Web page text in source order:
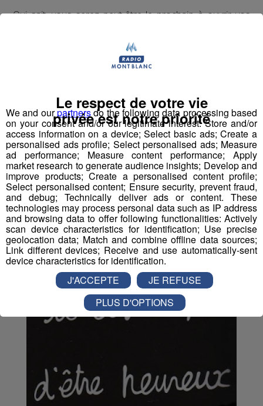
Qui sait, vous serez peut-être le prochain à ouvrir vos
Partager sur Facebook
Partager sur Twitter
Vous en voulez encore ?
We and ourpartnersdo the following data processing based
on your consent and/or our legitimate interest: Store and/or
access information on a device; Select basic ads; Create a
personalised ads profile; Select personalised ads; Measure
ad performance; Measure content performance; Apply
market research to generate audience insights; Develop and
improve products; Create a personalised content profile;
Select personalised content; Ensure security, prevent fraud,
and debug; Technically deliver ads or content. These
technologies may process personal data such as IP address
and browsing data to offer following functionalities: Actively
scan device characteristics for identification; Use precise
geolocation data; Match and combine offline data sources;
Link different devices; Receive and use automatically-sent
device characteristics for identification.
Le respect de votre vie
privée est notre priorité
J'ACCEPTE
JE REFUSE
PLUS D'OPTIONS